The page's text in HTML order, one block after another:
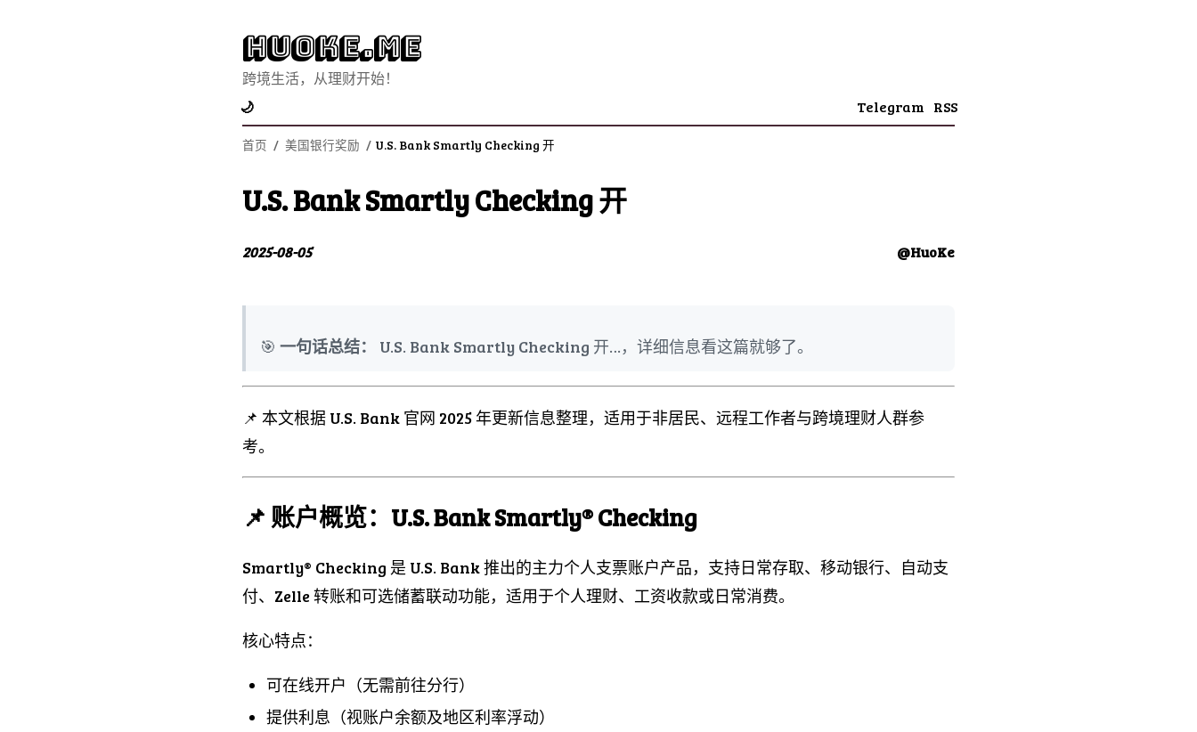
Huoke.Me
跨境生活，从理财开始！
🌙 Telegram RSS
首页 / 美国银行奖励 / U.S. Bank Smartly Checking 开
U.S. Bank Smartly Checking 开
2025-08-05 @HuoKe
🎯 一句话总结： U.S. Bank Smartly Checking 开…，详细信息看这篇就够了。
📌 本文根据 U.S. Bank 官网 2025 年更新信息整理，适用于非居民、远程工作者与跨境理财人群参
考。
📌 账户概览：U.S. Bank Smartly® Checking
Smartly® Checking 是 U.S. Bank 推出的主力个人支票账户产品，支持日常存取、移动银行、自动支
付、Zelle 转账和可选储蓄联动功能，适用于个人理财、工资收款或日常消费。
核心特点：
可在线开户（无需前往分行）
提供利息（视账户余额及地区利率浮动）